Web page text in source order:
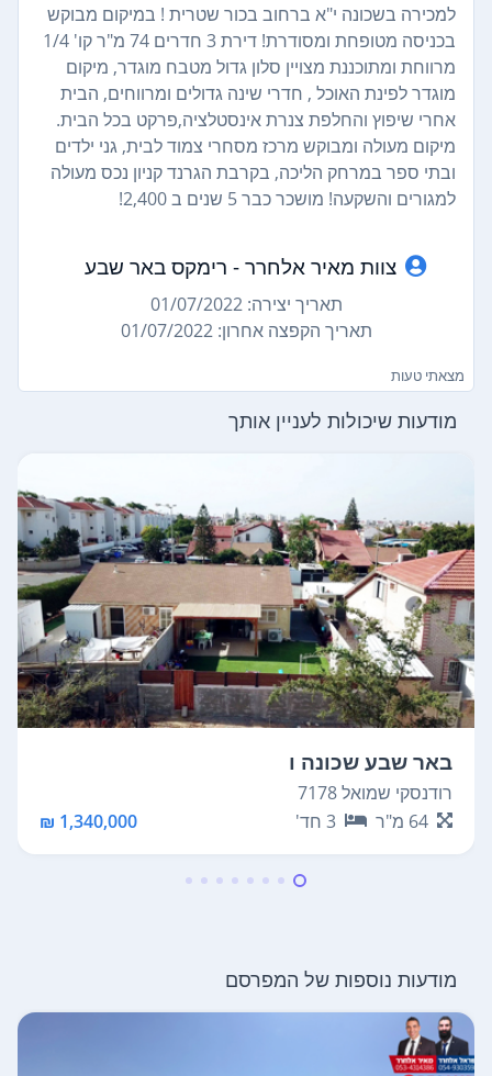
למכירה בשכונה י"א ברחוב בכור שטרית ! במיקום מבוקש
בכניסה מטופחת ומסודרת! דירת 3 חדרים 74 מ"ר קו' 1/4
מרווחת ומתוכננת מצויין סלון גדול מטבח מוגדר, מיקום
מוגדר לפינת האוכל , חדרי שינה גדולים ומרווחים, הבית
אחרי שיפוץ והחלפת צנרת אינסטלציה,פרקט בכל הבית.
מיקום מעולה ומבוקש מרכז מסחרי צמוד לבית, גני ילדים
ובתי ספר במרחק הליכה, בקרבת הגרנד קניון נכס מעולה
למגורים והשקעה! מושכר כבר 5 שנים ב 2,400!
צוות מאיר אלחרר - רימקס באר שבע
תאריך יצירה: 01/07/2022
תאריך הקפצה אחרון: 01/07/2022
מצאתי טעות
מודעות שיכולות לעניין אותך
באר שבע שכונה ו
רודנסקי שמואל 7178
64 מ"ר 3 חד' 1,340,000 ₪
מודעות נוספות של המפרסם